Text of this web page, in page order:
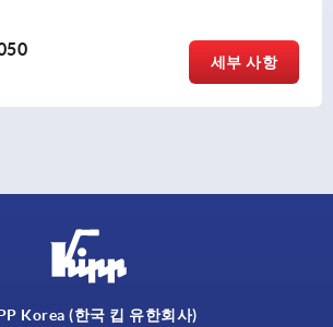
세부 사항
Korea (한국 킵 유한회사)